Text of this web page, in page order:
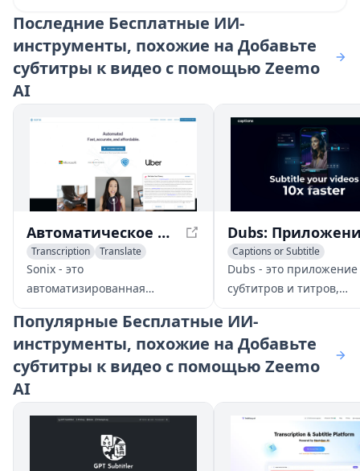
Последние Бесплатные ИИ-
инструменты, похожие на Добавьте
субтитры к видео с помощью Zeemo
AI
Автоматическое преобразование аудио и видео в текст: Быстро, Точно, & Доступно | Sonix
Transcription
Translate
Captions or Subtitle
Sonix - это
автоматизированная
платформа транскрипции,
перевода и субтитров,
поддерживающая более 49
языков. Она предлагает
быстрые, точные и доступные
решения для преобразования
аудио- и видеоконтента в
текст. Платформа
предоставляет ряд функций,
Captions or Subtitle
Dubs - это приложение
субтитров и титров,
работающее на
которое помогает
контента добавлять
своим видеороликам
функциями
могут настраивать свои
титры, добавлять
даже дублировать свои
Популярные Бесплатные ИИ-
инструменты, похожие на Добавьте
субтитры к видео с помощью Zeemo
AI